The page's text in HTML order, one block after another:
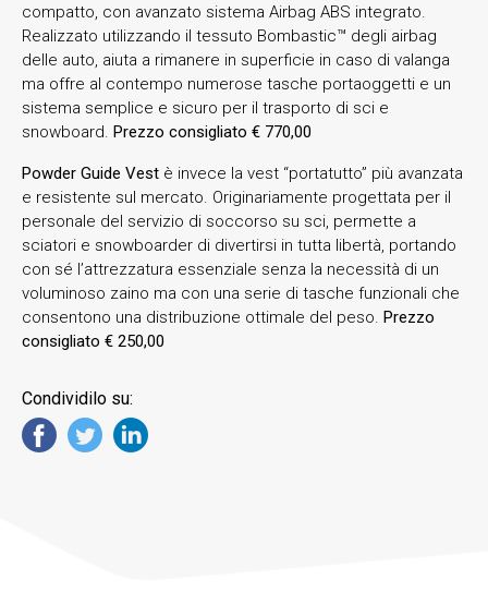
compatto, con avanzato sistema Airbag ABS integrato.
Realizzato utilizzando il tessuto Bombastic™ degli airbag
delle auto, aiuta a rimanere in superficie in caso di valanga
ma offre al contempo numerose tasche portaoggetti e un
sistema semplice e sicuro per il trasporto di sci e
snowboard. Prezzo consigliato € 770,00
Powder Guide Vest è invece la vest “portatutto” più avanzata
e resistente sul mercato. Originariamente progettata per il
personale del servizio di soccorso su sci, permette a
sciatori e snowboarder di divertirsi in tutta libertà, portando
con sé l’attrezzatura essenziale senza la necessità di un
voluminoso zaino ma con una serie di tasche funzionali che
consentono una distribuzione ottimale del peso. Prezzo
consigliato € 250,00
Condividilo su: